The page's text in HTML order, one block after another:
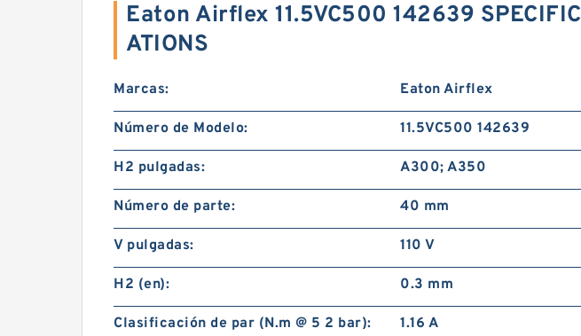
Eaton Airflex 11.5VC500 142639 SPECIFIC
ATIONS
Marcas: Eaton Airflex
Número de Modelo: 11.5VC500 142639
H2 pulgadas: A300; A350
Número de parte: 40 mm
V pulgadas: 110 V
H2 (en): 0.3 mm
Clasificación de par (N.m @ 5 2 bar): 1.16 A